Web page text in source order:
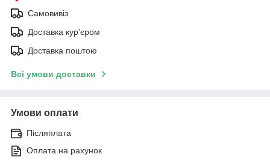
Самовивіз
Доставка кур'єром
Доставка поштою
Всі умови доставки
Умови оплати
Післяплата
Оплата на рахунок